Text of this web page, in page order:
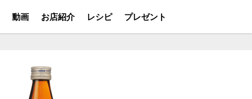
動画 お店紹介 レシピ プレゼント